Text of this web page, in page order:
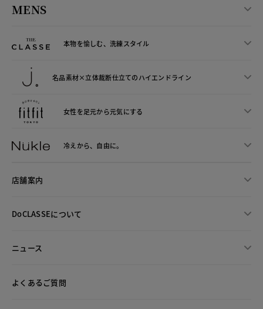
MENS
本物を愉しむ、洗練スタイル
名品素材×立体裁断仕立てのハイエンドライン
女性を足元から元気にする
冷えから、 自由に。
店舗案内
DoCLASSEについて
ニュース
よくあるご質問